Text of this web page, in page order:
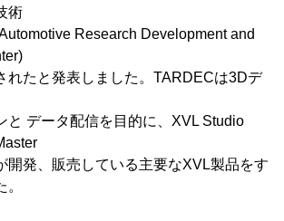
術
Research Development and
れたと発表しました。TARDECは3Dデ
と データ配信を目的に、XVL Studio
開発、販売している主要なXVL製品をす